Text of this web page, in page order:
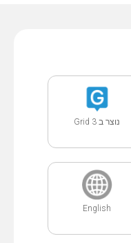
נוצר ב Grid 3
English